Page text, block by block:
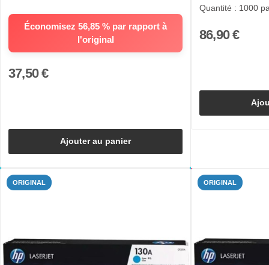
Économisez 56,85 % par rapport à
l'original
37,50 €
Ajouter au panier
Quantité : 1000
86,90 €
ORIGINAL ORIGINAL